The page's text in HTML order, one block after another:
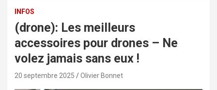
INFOS
(drone): Les meilleurs
accessoires pour drones – Ne
volez jamais sans eux !
20 septembre 2025 Olivier Bonnet